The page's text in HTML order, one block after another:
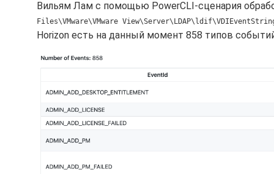
# Main
if ($services) {
Write-Host ("Get VMs with baseState: " + $baseState) -
$ProblemVMs = Get-HVMachineSummary -State $baseState
$VM = Get-VM -Name $ProblemVM.Base.Name
Вильям Лам с помощью PowerCLI-сценария
Files\VMware\VMware
Horizon есть на данный момент 858 типов